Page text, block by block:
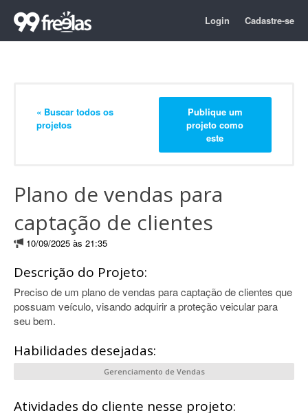
Login Cadastre-se
« Buscar todos os
projetos
Publique um
projeto como
este
Plano de vendas para
captação de clientes
10/09/2025 às 21:35
Descrição do Projeto:
Preciso de um plano de vendas para captação de clientes que
possuam veículo, visando adquirir a proteção veicular para
seu bem.
Habilidades desejadas:
Gerenciamento de Vendas
Atividades do cliente nesse projeto: